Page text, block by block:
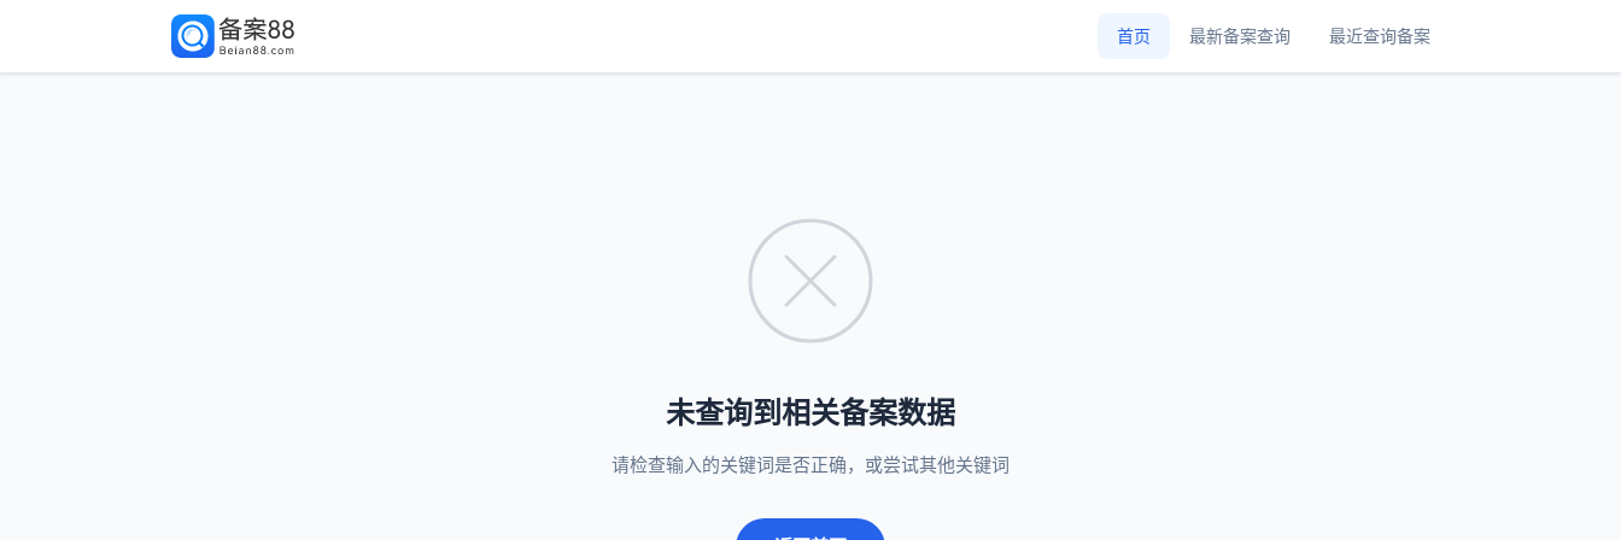
首页 最新备案查询 最近查询备案
未查询到相关备案数据
请检查输入的关键词是否正确，或尝试其他关键词